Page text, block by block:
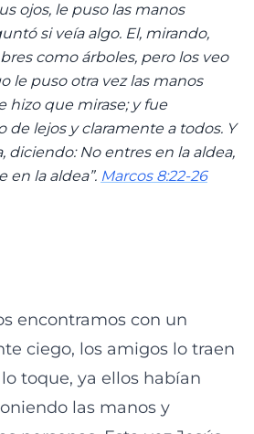
ojos, le puso las manos
si veía algo. El, mirando,
como árboles, pero los veo
le puso otra vez las manos
hizo que mirase; y fue
de lejos y claramente a todos. Y
diciendo: No entres en la aldea,
en la aldea”. Marcos 8:22-26
encontramos con un
ciego, los amigos lo traen
toque, ya ellos habían
las manos y